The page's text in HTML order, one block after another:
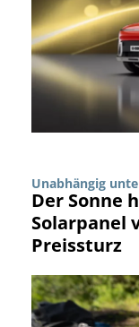
Unabhängig
Der Sonne
Solarpanel
Preissturz